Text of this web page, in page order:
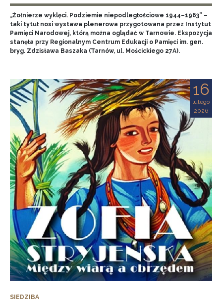
„Żołnierze wyklęci. Podziemie niepodległościowe 1944–1963” –
taki tytuł nosi wystawa plenerowa przygotowana przez Instytut
Pamięci Narodowej, którą można oglądać w Tarnowie. Ekspozycja
stanęła przy Regionalnym Centrum Edukacji o Pamięci im. gen.
bryg. Zdzisława Baszaka (Tarnów, ul. Mościckiego 27A).
16
lutego
2026
SIEDZIBA